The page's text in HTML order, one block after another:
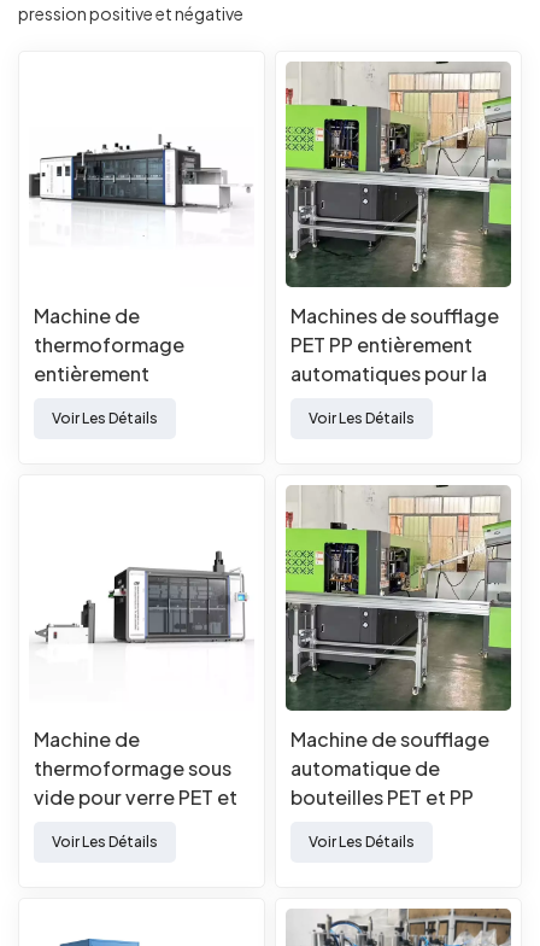
pression positive et négative
Machine de
thermoformage
entièrement
fabrication de produits
Voir Les Détails
Machines de soufflage
PET PP entièrement
automatiques pour la
bouteilles
Voir Les Détails
Machine de
thermoformage sous
vide pour verre PET et
Voir Les Détails
Machine de soufflage
automatique de
bouteilles PET et PP
Voir Les Détails